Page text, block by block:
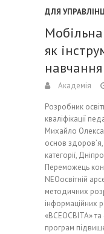
ДЛЯ
як
навчання
Академія
Розробник
кваліфікації
Михайло
основ здоров’я,
категорії,
Переможець
NEOосвітній
методичних
інформаційних
«ВСЕОСВІТА» та
програм